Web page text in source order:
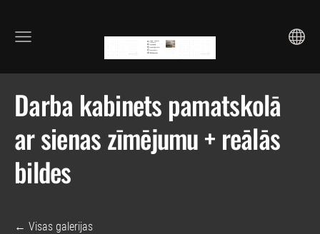
Darba kabinets pamatskolā
ar sienas zīmējumu + reālās
bildes
Visas galerijas